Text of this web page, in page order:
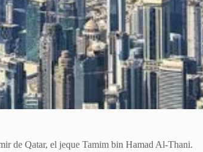
de Qatar, el jeque Tamim bin Hamad Al-Thani.